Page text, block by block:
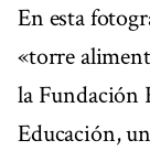
En esta
«torre
la Fundación
Educación,